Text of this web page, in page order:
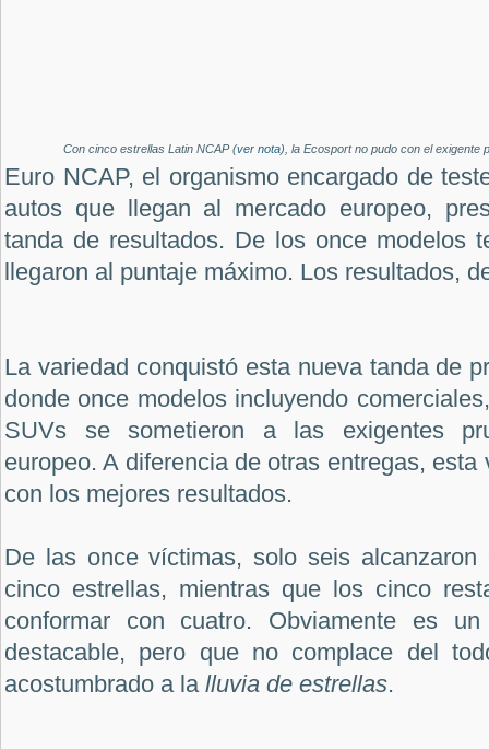
Con cinco estrellas Latin NCAP (ver nota), la Ecosport no pudo con el exigente
Euro NCAP, el organismo encargado de
autos que llegan al mercado europeo,
tanda de resultados. De los once modelos
llegaron al puntaje máximo. Los resultados,
La variedad conquistó esta nueva tanda de
donde once modelos incluyendo
SUVs se sometieron a las exigentes
europeo. A diferencia de otras entregas,
con los mejores resultados.
De las once víctimas, solo seis alcanzaron
cinco estrellas, mientras que los cinco
conformar con cuatro. Obviamente es un
destacable, pero que no complace del
acostumbrado a la lluvia de estrellas.